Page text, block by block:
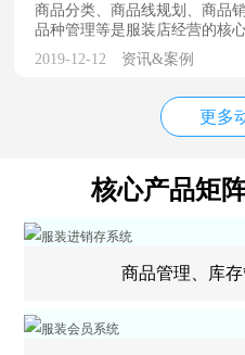
商品分类、商品线规划、商品
品种管理等是服装店经营的核
2019-12-12 资讯&案例
更多
核心产品矩
商品管理、库